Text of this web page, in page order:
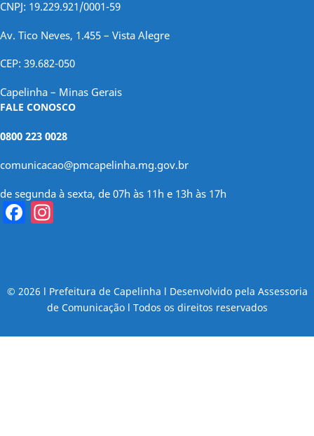
CNPJ: 19.229.921/0001-59
Av. Tico Neves, 1.455 – Vista Alegre
CEP: 39.682-050
Capelinha – Minas Gerais
FALE CONOSCO
0800 223 0028
comunicacao@pmcapelinha.mg.gov.br
de segunda à sexta, de 07h às 11h e 13h às 17h
Facebook
© 2026 l Prefeitura de Capelinha l Desenvolvido pela Assessoria
de Comunicação l Todos os direitos reservados